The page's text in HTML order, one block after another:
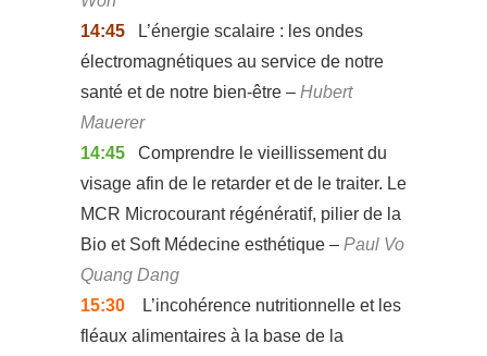
14:45
L’énergie scalaire : les ondes
électromagnétiques au service de notre
santé et de notre bien-être – Hubert
Mauerer
14:45
Comprendre le vieillissement du
visage afin de le retarder et de le traiter. Le
MCR Microcourant régénératif, pilier de la
Bio et Soft Médecine esthétique – Paul Vo
Quang Dang
15:30
L’incohérence nutritionnelle et les
fléaux alimentaires à la base de la